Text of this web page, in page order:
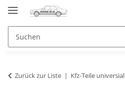
Zurück zur Liste Kfz-Teile universial